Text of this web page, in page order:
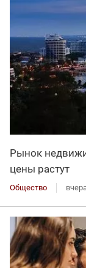
Рынок
цены растут
Общество